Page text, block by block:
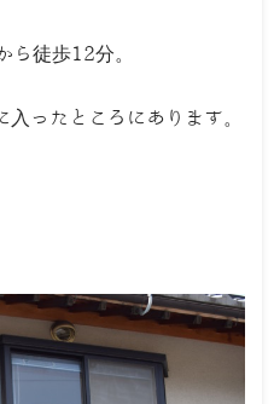
ら徒歩12分。
ったところにあります。